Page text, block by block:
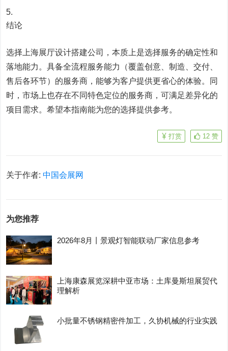
结论
选择上海展厅设计搭建公司，本质上是选择服务的确定性和
落地能力。具备全流程服务能力（覆盖创意、制造、交付、
售后各环节）的服务商，能够为客户提供更省心的体验。同
时，市场上也存在不同特色定位的服务商，可满足差异化的
项目需求。希望本指南能为您的选择提供参考。
12 赞
打赏
关于作者:中国会展网
为您推荐
2026年8月丨景观灯智能联动厂家信息参考
上海康森展览深耕中亚市场：土库曼斯坦展贸代
理解析
小批量不锈钢精密件加工，久协机械的行业实践